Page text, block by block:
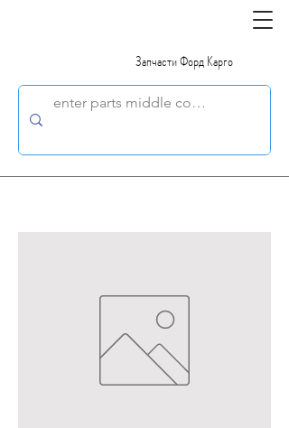
Запчасти Форд Карго